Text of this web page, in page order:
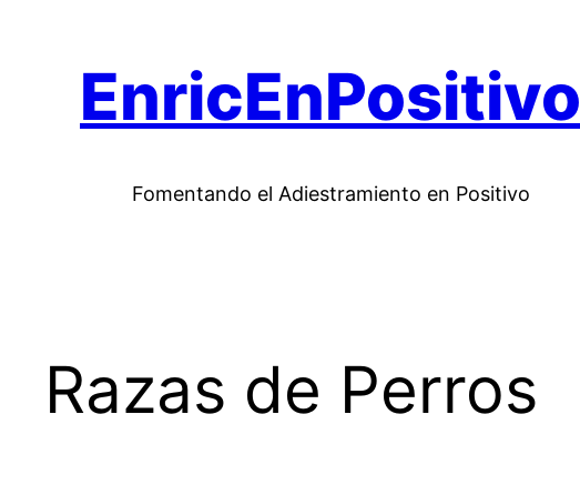
contenidoEnricEnPositivo
Fomentando el Adiestramiento en Positivo
Razas de Perros